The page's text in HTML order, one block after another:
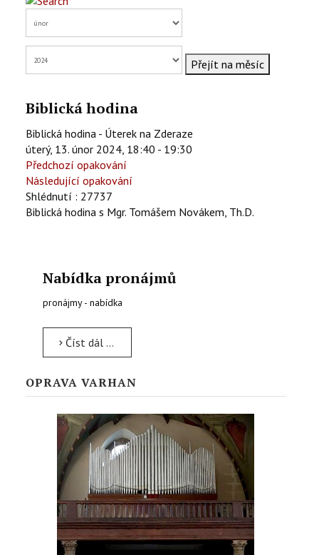
KONTAKTY
EN
Přejít na měsíc
Biblická hodina
Biblická hodina - Úterek na Zderaze
úterý, 13. únor 2024, 18:40 - 19:30
Předchozí opakování
Následující opakování
Shlédnutí : 27737
Biblická hodina s Mgr. Tomášem Novákem, Th.D.
Nabídka pronájmů
pronájmy - nabídka
Číst dál …
OPRAVA VARHAN